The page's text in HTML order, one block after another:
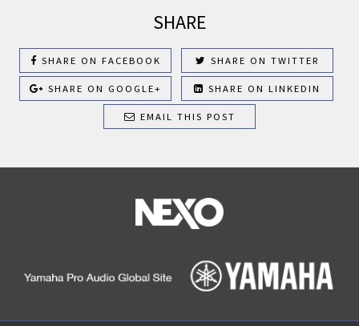
SHARE
SHARE ON FACEBOOK SHARE ON TWITTER
SHARE ON GOOGLE+ SHARE ON LINKEDIN
EMAIL THIS POST